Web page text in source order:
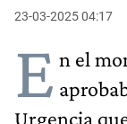
23-03-2025 04:17
E n el
Urgencia